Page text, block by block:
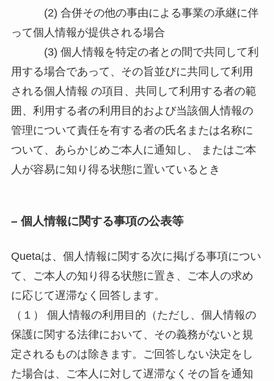
(2) 合併その他の事由による事業の承継に伴
って個人情報が提供される場合
(3) 個人情報を特定の者との間で共同して利
用する場合であって、その旨並びに共同して利用
される個人情報 の項目、共同して利用する者の範
囲、利用する者の利用目的および当該個人情報の
管理について責任を有する者の氏名または名称に
ついて、あらかじめご本人に通知し、 またはご本
人が容易に知り得る状態に置いているとき
– 個人情報に関する事項の公表等
Quetaは、個人情報に関する次に掲げる事項につい
て、ご本人の知り得る状態に置き、ご本人の求め
に応じて遅滞なく回答します。
（１） 個人情報の利用目的（ただし、個人情報の
保護に関する法律において、その義務がないと規
定されるものは除きます。ご回答しない決定をし
た場合は、ご本人に対して遅滞なくその旨を通知